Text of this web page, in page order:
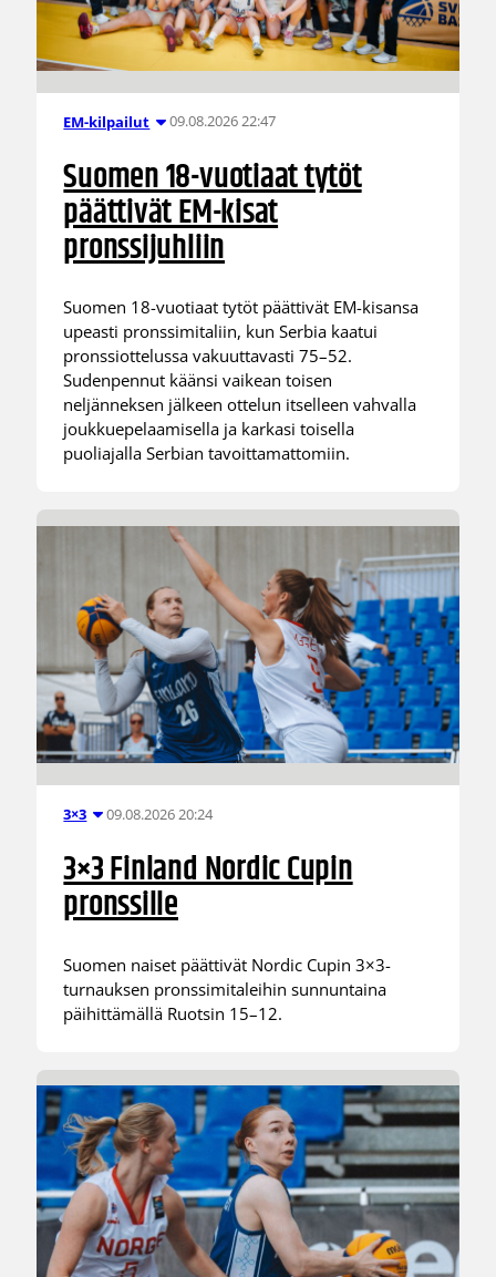
EM-kilpailut 09.08.2026 22:47
Suomen 18-vuotiaat tytöt
päättivät EM-kisat
pronssijuhliin
Suomen 18-vuotiaat tytöt päättivät EM-kisansa
upeasti pronssimitaliin, kun Serbia kaatui
pronssiottelussa vakuuttavasti 75–52.
Sudenpennut käänsi vaikean toisen
neljänneksen jälkeen ottelun itselleen vahvalla
joukkuepelaamisella ja karkasi toisella
puoliajalla Serbian tavoittamattomiin.
3×3 09.08.2026 20:24
3×3 Finland Nordic Cupin
pronssille
Suomen naiset päättivät Nordic Cupin 3×3-
turnauksen pronssimitaleihin sunnuntaina
päihittämällä Ruotsin 15–12.